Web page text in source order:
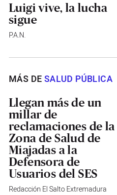
Luigi vive, la lucha
sigue
P.A.N.
MÁS DESALUD PÚBLICA
Llegan más de un
millar de
reclamaciones de la
Zona de Salud de
Miajadas a la
Defensora de
Usuarios del SES
Redacción El Salto Extremadura